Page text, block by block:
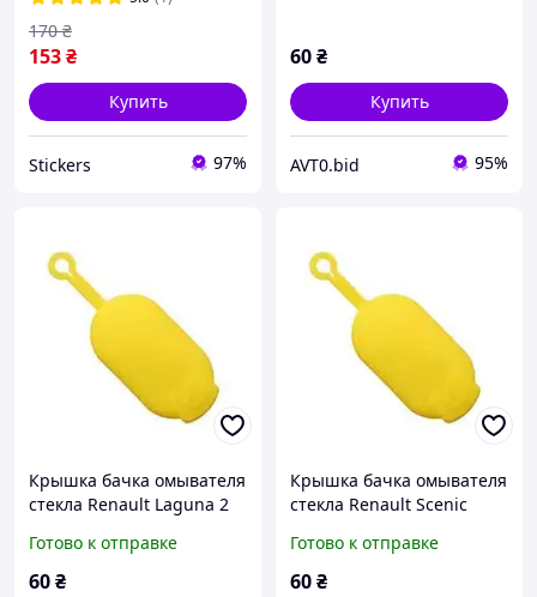
Аналог OEM 289130999R
153₴
170 ₴
Купить
Stickers 97%
60₴
Купить
AVT0.bid 95%
Крышка бачка омывателя
стекла Renault Laguna 2
7700812930 6001548742
Готово к отправке
60₴
Крышка бачка омывателя
стекла Renault Scenic
7700411279 7700812930
6001548742
Готово к отправке
60₴